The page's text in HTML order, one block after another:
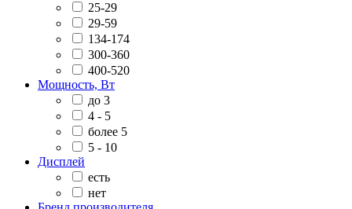
25-29
29-59
134-174
300-360
400-520
Мощность, Вт
до 3
4 - 5
более 5
5 - 10
Дисплей
есть
нет